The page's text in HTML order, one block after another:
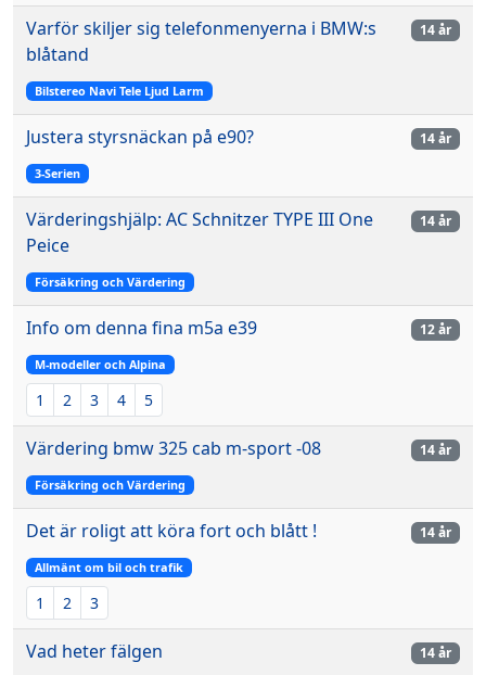
Varför skiljer sig telefonmenyerna i BMW:s
blåtand
Bilstereo Navi Tele Ljud Larm
14 år
Justera styrsnäckan på e90?
3-Serien
14 år
Värderingshjälp: AC Schnitzer TYPE III One
Peice
Försäkring och Värdering
14 år
Info om denna fina m5a e39
M-modeller och Alpina
1 2 3 4 5
12 år
Värdering bmw 325 cab m-sport -08
Försäkring och Värdering
14 år
Det är roligt att köra fort och blått !
Allmänt om bil och trafik
1 2 3
14 år
Vad heter fälgen 14 år